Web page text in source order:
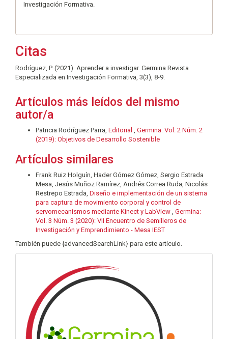
Investigación Formativa.
Citas
Rodríguez, P. (2021). Aprender a investigar. Germina Revista
Especializada en Investigación Formativa, 3(3), 8-9.
Artículos más leídos del mismo
autor/a
Patricia Rodríguez Parra, Editorial , Germina: Vol. 2 Núm. 2
(2019): Objetivos de Desarrollo Sostenible
Artículos similares
Frank Ruiz Holguín, Hader Gómez Gómez, Sergio Estrada
Mesa, Jesús Muñoz Ramírez, Andrés Correa Ruda, Nicolás
Restrepo Estrada, Diseño e implementación de un sistema
para captura de movimiento corporal y control de
servomecanismos mediante Kinect y LabView , Germina:
Vol. 3 Núm. 3 (2020): VII Encuentro de Semilleros de
Investigación y Emprendimiento - Mesa IEST
También puede {advancedSearchLink} para este artículo.